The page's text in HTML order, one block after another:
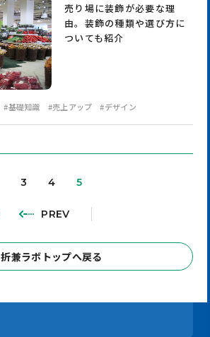
売り場に装飾が必要な理
由。装飾の種類や選び方に
ついても紹介
#基礎知識 #売上アップ #デザイン
PREV
3 4 5
折兼ラボトップへ戻る